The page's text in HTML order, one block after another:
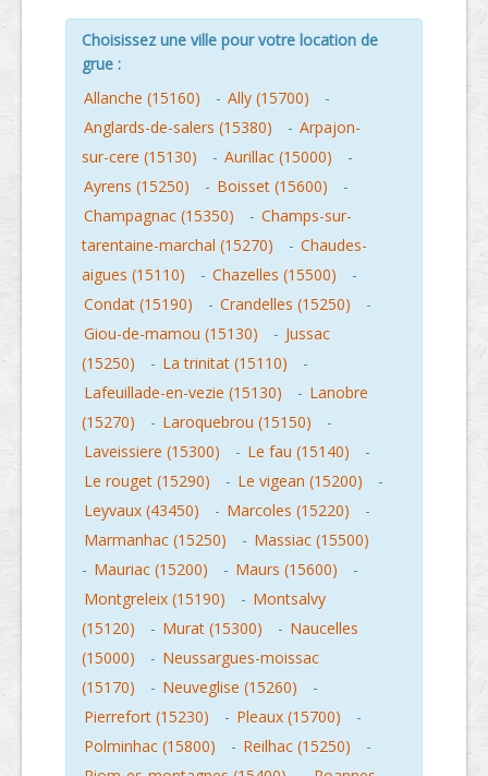
Choisissez une ville pour votre location de
grue :
Allanche (15160)
- Ally (15700)
-
Anglards-de-salers (15380)
- Arpajon-
sur-cere (15130)
- Aurillac (15000)
-
Ayrens (15250)
- Boisset (15600)
-
Champagnac (15350)
- Champs-sur-
tarentaine-marchal (15270)
- Chaudes-
aigues (15110)
- Chazelles (15500)
-
Condat (15190)
- Crandelles (15250)
-
Giou-de-mamou (15130)
- Jussac
(15250)
- La trinitat (15110)
-
Lafeuillade-en-vezie (15130)
- Lanobre
(15270)
- Laroquebrou (15150)
-
Laveissiere (15300)
- Le fau (15140)
-
Le rouget (15290)
- Le vigean (15200)
-
Leyvaux (43450)
- Marcoles (15220)
-
Marmanhac (15250)
- Massiac (15500)
- Mauriac (15200) - Maurs (15600)
-
Montgreleix (15190)
- Montsalvy
(15120)
- Murat (15300) - Naucelles
(15000)
- Neussargues-moissac
(15170)
- Neuveglise (15260)
-
Pierrefort (15230)
- Pleaux (15700)
-
Polminhac (15800)
- Reilhac (15250)
-